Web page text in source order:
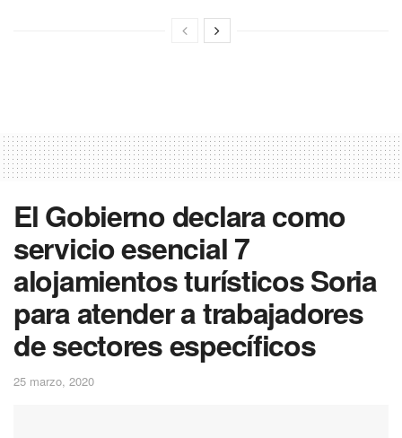
El Gobierno declara como
servicio esencial 7
alojamientos turísticos Soria
para atender a trabajadores
de sectores específicos
25 marzo, 2020